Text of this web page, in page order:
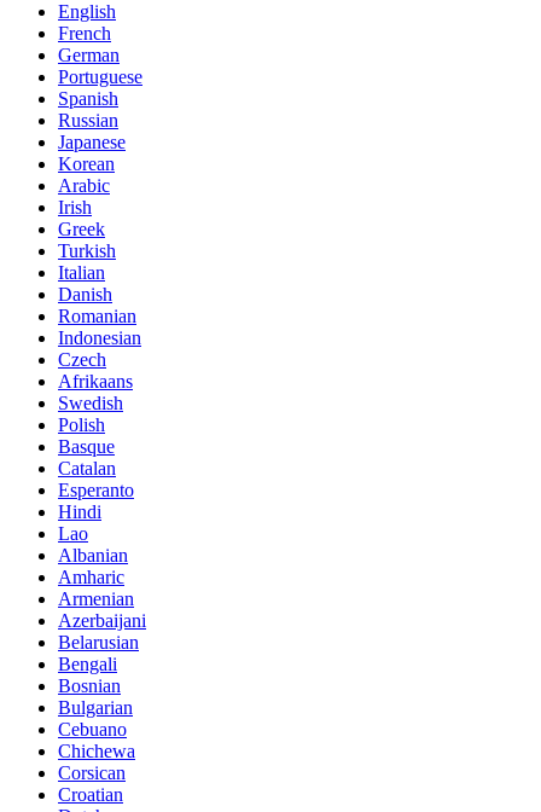
English
French
German
Portuguese
Spanish
Russian
Japanese
Korean
Arabic
Irish
Greek
Turkish
Italian
Danish
Romanian
Indonesian
Czech
Afrikaans
Swedish
Polish
Basque
Catalan
Esperanto
Hindi
Lao
Albanian
Amharic
Armenian
Azerbaijani
Belarusian
Bengali
Bosnian
Bulgarian
Cebuano
Chichewa
Corsican
Croatian